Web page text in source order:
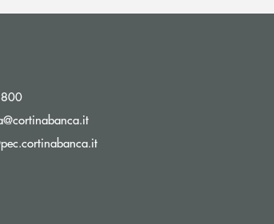
(si apre l’app di posta elettronica)
(si apre l’app di posta elettronica)